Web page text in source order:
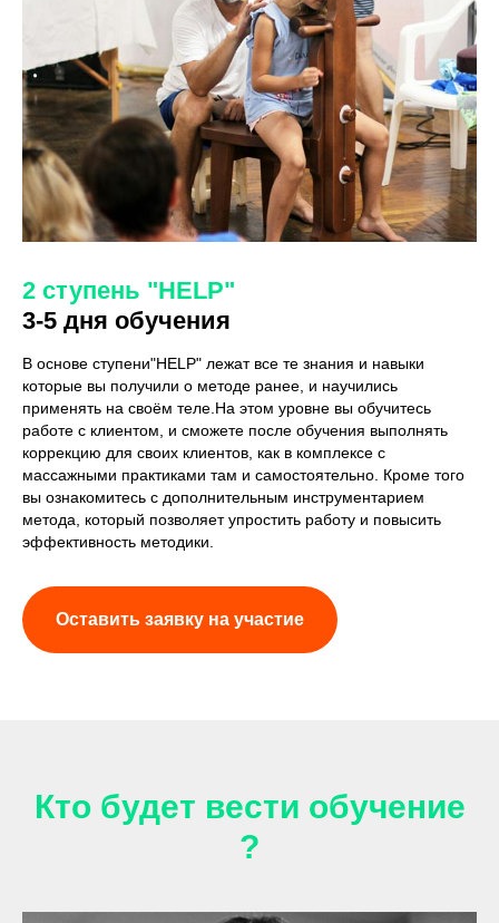
2 ступень "HELP"
3-5 дня обучения
В основе ступени"HELP" лежат все те знания и навыки
которые вы получили о методе ранее, и научились
применять на своём теле.На этом уровне вы обучитесь
работе с клиентом, и сможете после обучения выполнять
коррекцию для своих клиентов, как в комплексе с
массажными практиками там и самостоятельно. Кроме того
вы ознакомитесь с дополнительным инструментарием
метода, который позволяет упростить работу и повысить
эффективность методики.
Оставить заявку на участие
Кто будет вести обучение
?